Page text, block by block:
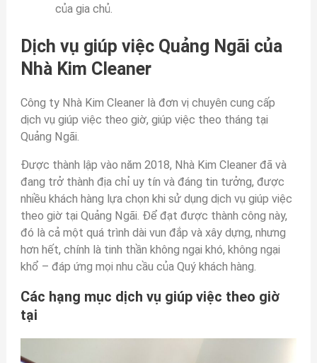
của gia chủ.
Dịch vụ giúp việc Quảng Ngãi của
Nhà Kim Cleaner
Công ty Nhà Kim Cleaner là đơn vị chuyên cung cấp
dịch vụ giúp việc theo giờ, giúp việc theo tháng tại
Quảng Ngãi.
Được thành lập vào năm 2018, Nhà Kim Cleaner đã và
đang trở thành địa chỉ uy tín và đáng tin tưởng, được
nhiều khách hàng lựa chọn khi sử dụng dịch vụ giúp việc
theo giờ tại Quảng Ngãi. Để đạt được thành công này,
đó là cả một quá trình dài vun đắp và xây dựng, nhưng
hơn hết, chính là tinh thần không ngại khó, không ngại
khổ – đáp ứng mọi nhu cầu của Quý khách hàng.
Các hạng mục dịch vụ giúp việc theo giờ
tại